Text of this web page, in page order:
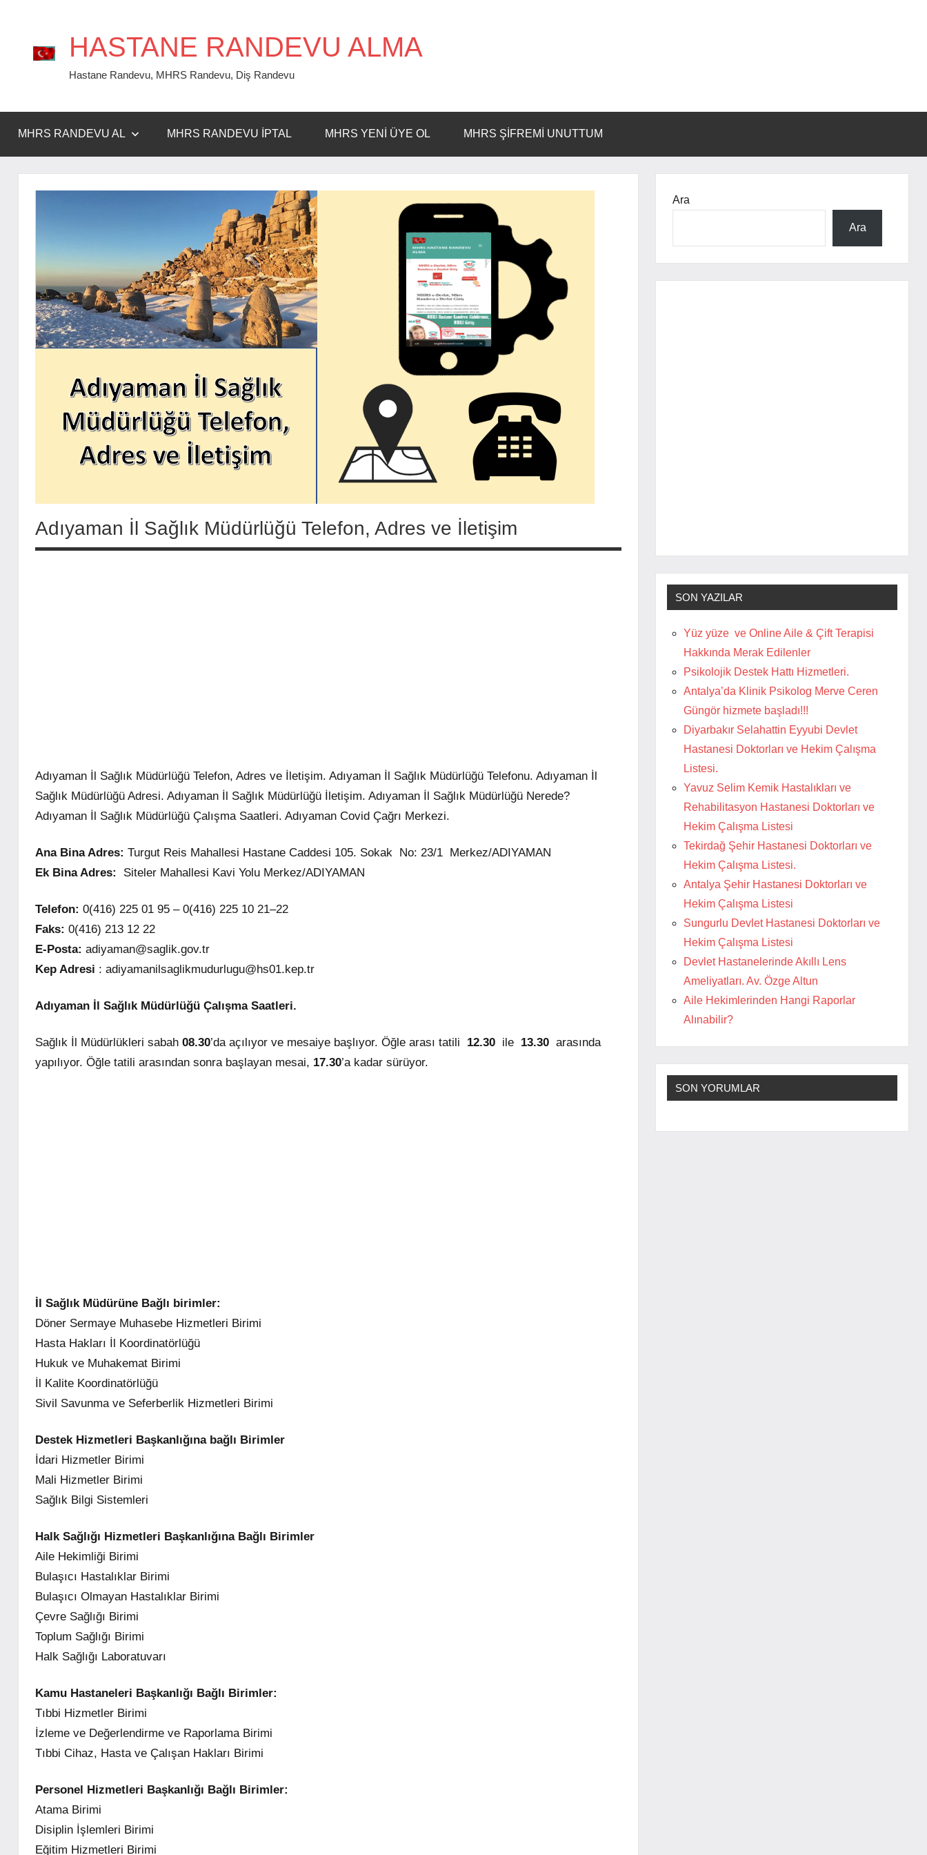
HASTANE RANDEVU ALMA
Hastane Randevu, MHRS Randevu, Diş Randevu
MHRS RANDEVU AL MHRS RANDEVU İPTAL MHRS YENI ÜYE OL MHRS ŞIFREMI UNUTTUM
Adıyaman İl Sağlık Müdürlüğü Telefon, Adres ve İletişim
Adıyaman İl Sağlık Müdürlüğü Telefon, Adres ve İletişim. Adıyaman İl Sağlık Müdürlüğü Telefonu. Adıyaman İl
Sağlık Müdürlüğü Adresi. Adıyaman İl Sağlık Müdürlüğü İletişim. Adıyaman İl Sağlık Müdürlüğü Nerede?
Adıyaman İl Sağlık Müdürlüğü Çalışma Saatleri. Adıyaman Covid Çağrı Merkezi.
Ana Bina Adres: Turgut Reis Mahallesi Hastane Caddesi 105. Sokak No: 23/1 Merkez/ADIYAMAN
Ek Bina Adres:
Siteler Mahallesi Kavi Yolu Merkez/ADIYAMAN
Telefon: 0(416) 225 01 95 – 0(416) 225 10 21–22
Faks: 0(416) 213 12 22
E-Posta: adiyaman@saglik.gov.tr
Kep Adresi : adiyamanilsaglikmudurlugu@hs01.kep.tr
Adıyaman İl Sağlık Müdürlüğü Çalışma Saatleri.
Sağlık İl Müdürlükleri sabah 08.30’da açılıyor ve mesaiye başlıyor. Öğle arası tatili 12.30 ile 13.30 arasında
yapılıyor. Öğle tatili arasından sonra başlayan mesai, 17.30’a kadar sürüyor.
İl Sağlık Müdürüne Bağlı birimler:
Döner Sermaye Muhasebe Hizmetleri Birimi
Hasta Hakları İl Koordinatörlüğü
Hukuk ve Muhakemat Birimi
İl Kalite Koordinatörlüğü
Sivil Savunma ve Seferberlik Hizmetleri Birimi
Destek Hizmetleri Başkanlığına bağlı Birimler
İdari Hizmetler Birimi
Mali Hizmetler Birimi
Sağlık Bilgi Sistemleri
Halk Sağlığı Hizmetleri Başkanlığına Bağlı Birimler
Aile Hekimliği Birimi
Bulaşıcı Hastalıklar Birimi
Bulaşıcı Olmayan Hastalıklar Birimi
Çevre Sağlığı Birimi
Toplum Sağlığı Birimi
Halk Sağlığı Laboratuvarı
Kamu Hastaneleri Başkanlığı Bağlı Birimler:
Tıbbi Hizmetler Birimi
İzleme ve Değerlendirme ve Raporlama Birimi
Tıbbi Cihaz, Hasta ve Çalışan Hakları Birimi
Personel Hizmetleri Başkanlığı Bağlı Birimler:
Atama Birimi
Disiplin İşlemleri Birimi
Eğitim Hizmetleri Birimi
Ara
Ara
SON YAZILAR
Yüz yüze ve Online Aile & Çift Terapisi
Hakkında Merak Edilenler
Psikolojik Destek Hattı Hizmetleri.
Antalya’da Klinik Psikolog Merve Ceren
Güngör hizmete başladı!!!
Diyarbakır Selahattin Eyyubi Devlet
Hastanesi Doktorları ve Hekim Çalışma
Listesi.
Yavuz Selim Kemik Hastalıkları ve
Rehabilitasyon Hastanesi Doktorları ve
Hekim Çalışma Listesi
Tekirdağ Şehir Hastanesi Doktorları ve
Hekim Çalışma Listesi.
Antalya Şehir Hastanesi Doktorları ve
Hekim Çalışma Listesi
Sungurlu Devlet Hastanesi Doktorları ve
Hekim Çalışma Listesi
Devlet Hastanelerinde Akıllı Lens
Ameliyatları. Av. Özge Altun
Aile Hekimlerinden Hangi Raporlar
Alınabilir?
SON YORUMLAR